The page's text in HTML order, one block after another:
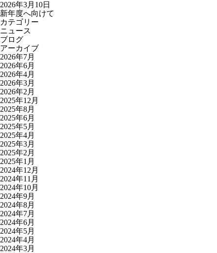
2026年3月10日
新年度へ向けて
カテゴリー
ニュース
ブログ
アーカイブ
2026年7月
2026年6月
2026年4月
2026年3月
2026年2月
2025年12月
2025年8月
2025年6月
2025年5月
2025年4月
2025年3月
2025年2月
2025年1月
2024年12月
2024年11月
2024年10月
2024年9月
2024年8月
2024年7月
2024年6月
2024年5月
2024年4月
2024年3月